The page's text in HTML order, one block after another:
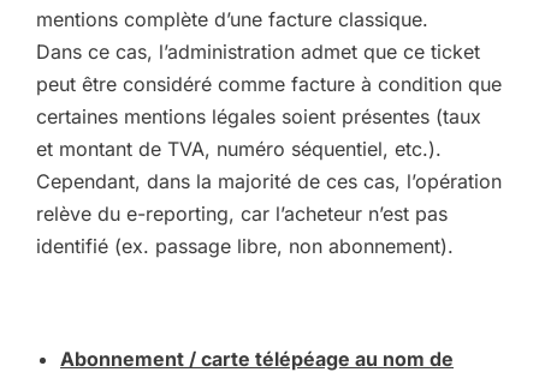
mentions complète d’une facture classique.
Dans ce cas, l’administration admet que ce ticket
peut être considéré comme facture à condition que
certaines mentions légales soient présentes (taux
et montant de TVA, numéro séquentiel, etc.).
Cependant, dans la majorité de ces cas, l’opération
relève du e-reporting, car l’acheteur n’est pas
identifié (ex. passage libre, non abonnement).
Abonnement / carte télépéage au nom de